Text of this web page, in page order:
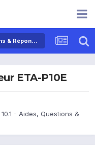
Samsung Galaxy Tab 10.1 - Aides, Questions & Réponses
ETA-P10E
- Aides, Questions &